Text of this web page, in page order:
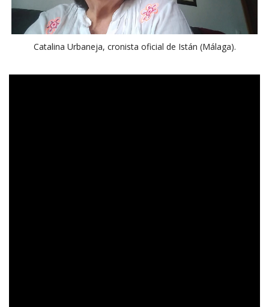
Catalina Urbaneja, cronista oficial de Istán (Málaga).